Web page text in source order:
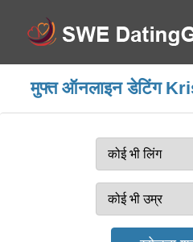
मुफ्त ऑनलाइन डेटिंग